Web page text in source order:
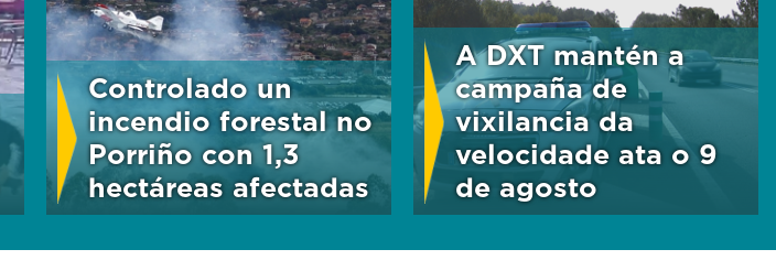
Controlado un
incendio forestal no
Porriño con 1,3
hectáreas afectadas
A DXT mantén a
campaña de
vixilancia da
velocidade ata o 9
de agosto